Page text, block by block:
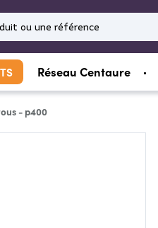
Réseau Centaure
- p400